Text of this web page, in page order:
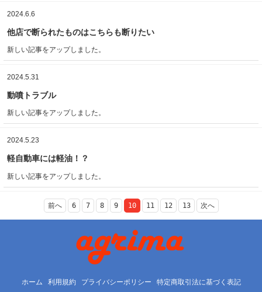
2024.6.6
他店で断られたものはこちらも断りたい
新しい記事をアップしました。
2024.5.31
動噴トラブル
新しい記事をアップしました。
2024.5.23
軽自動車には軽油！？
新しい記事をアップしました。
前へ 6 7 8 9 10 11 12 13 次へ
ホーム 利用規約 プライバシーポリシー 特定商取引法に基づく表記